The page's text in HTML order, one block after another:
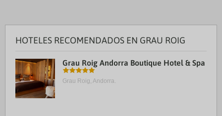
HOTELES RECOMENDADOS EN GRAU ROIG
Grau Roig Andorra Boutique Hotel & Spa
Grau Roig, Andorra.